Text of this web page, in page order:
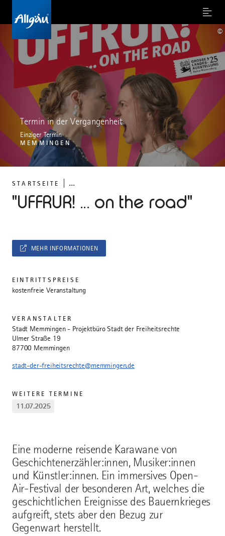
Menu
STARTSEITE ...
"UFFRUR! ... on the road"
Termin in der Vergangenheit
Einziger Termin
MEMMINGEN
©
Eine moderne reisende Karawane von
Geschichtenerzähler:innen, Musiker:innen
und Künstler:innen. Ein immersives Open-
Air-Festival der besonderen Art, welches die
geschichtlichen Ereignisse des Bauernkrieges
aufgreift, stets aber den Bezug zur
Gegenwart herstellt.
MEHR INFORMATIONEN
EINTRITTSPREISE
kostenfreie Veranstaltung
VERANSTALTER
Stadt Memmingen - Projektbüro Stadt der Freiheitsrechte
Ulmer Straße 19
87700 Memmingen
stadt-der-freiheitsrechte@memmingen.de
WEITERE TERMINE
11.07.2025